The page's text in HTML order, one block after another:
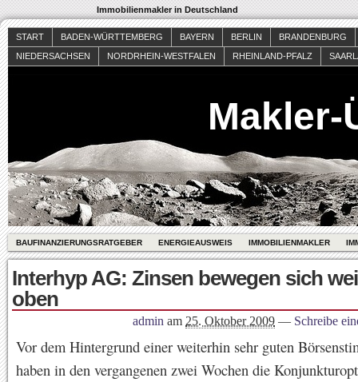
Immobilienmakler in Deutschland
START BADEN-WÜRTTEMBERG BAYERN BERLIN
BRANDENBURG
NIEDERSACHSEN
NORDRHEIN-WESTFALEN RHEINLAND-PFALZ
Makler-
BAUFINANZIERUNGSRATGEBER ENERGIEAUSWEIS IMMOBILIENMAKLER
Interhyp AG: Zinsen bewegen sich
oben
admin am 25. Oktober 2009 — Schreibe
Vor dem Hintergrund einer weiterhin sehr guten
haben in den vergangenen zwei Wochen die